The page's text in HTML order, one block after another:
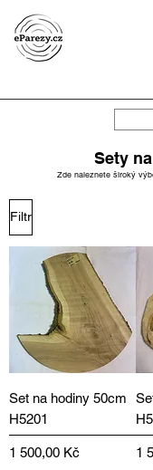
Sety
Zde naleznete široký
Filtr
Set na hodiny 50cm
H5201
Cena
1 500,00 Kč 1